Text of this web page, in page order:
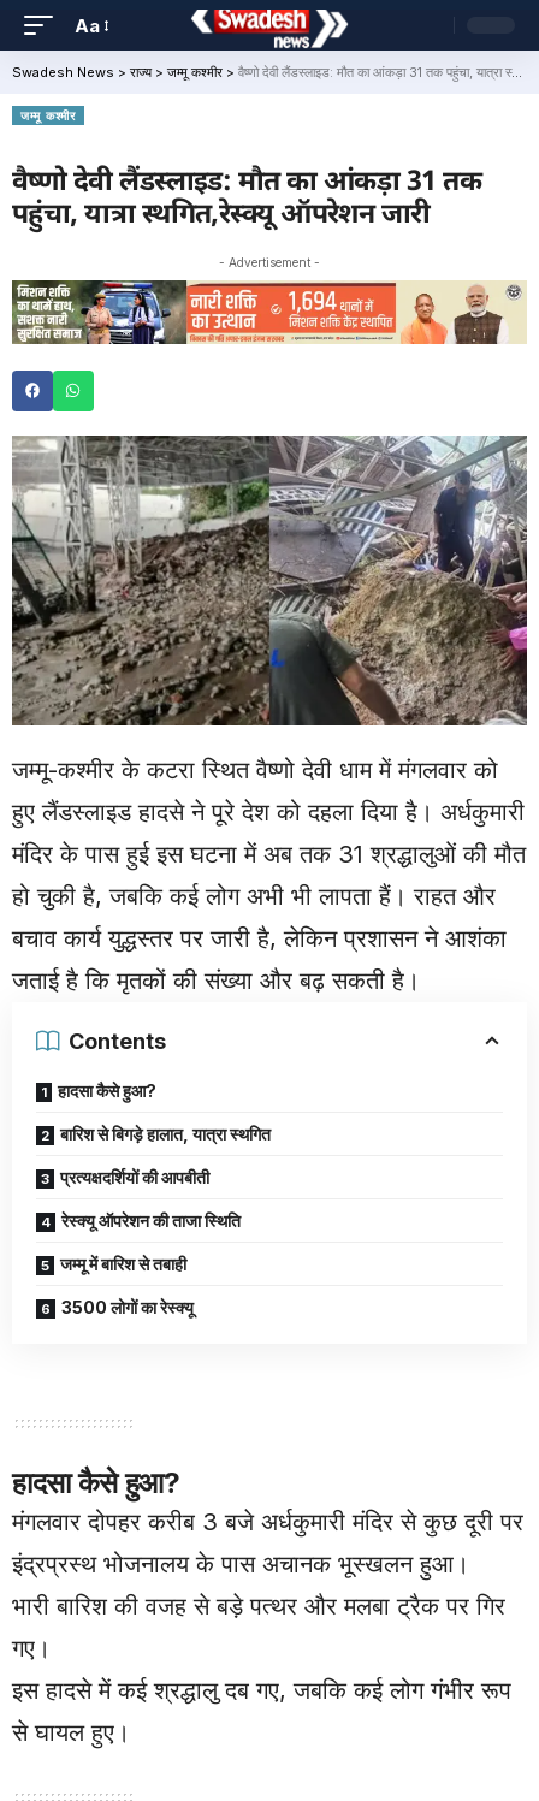
Aa
Swadesh News > राज्य> जम्मू कश्मीर > वैष्णो देवी लैंडस्लाइड: मौत का आंकड़ा 31 तक पहुंचा, यात्रा स्थगित,रेस्क्यू ऑपरेशन जारी
जम्मू कश्मीर
वैष्णो देवी लैंडस्लाइड: मौत का आंकड़ा 31 तक
पहुंचा, यात्रा स्थगित,रेस्क्यू ऑपरेशन जारी
- Advertisement -
जम्मू-कश्मीर के कटरा स्थित वैष्णो देवी धाम में मंगलवार को
हुए लैंडस्लाइड हादसे ने पूरे देश को दहला दिया है। अर्धकुमारी
मंदिर के पास हुई इस घटना में अब तक 31 श्रद्धालुओं की मौत
हो चुकी है, जबकि कई लोग अभी भी लापता हैं। राहत और
बचाव कार्य युद्धस्तर पर जारी है, लेकिन प्रशासन ने आशंका
जताई है कि मृतकों की संख्या और बढ़ सकती है।
Contents
हादसा कैसे हुआ?
बारिश से बिगड़े हालात, यात्रा स्थगित
प्रत्यक्षदर्शियों की आपबीती
रेस्क्यू ऑपरेशन की ताजा स्थिति
जम्मू में बारिश से तबाही
3500 लोगों का रेस्क्यू
हादसा कैसे हुआ?
मंगलवार दोपहर करीब 3 बजे अर्धकुमारी मंदिर से कुछ दूरी पर
इंद्रप्रस्थ भोजनालय के पास अचानक भूस्खलन हुआ।
भारी बारिश की वजह से बड़े पत्थर और मलबा ट्रैक पर गिर
गए।
इस हादसे में कई श्रद्धालु दब गए, जबकि कई लोग गंभीर रूप
से घायल हुए।